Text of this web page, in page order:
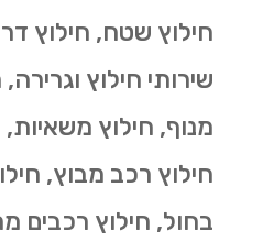
חילוץ שטח, חילוץ
מנוף, חילוץ
חילוץ רכב מבוץ,
בחול, חילוץ רכבים